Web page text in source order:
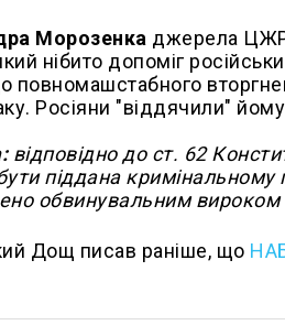
Морозенка джерела ЦЖР
нібито допоміг
повномашстабного
Росіяни "віддячили"
відповідно до ст. 62
піддана кримінальному
обвинувальним вироком
Дощ писав раніше, що